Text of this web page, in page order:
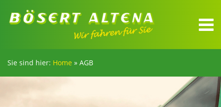
Sie sind hier: Home » AGB